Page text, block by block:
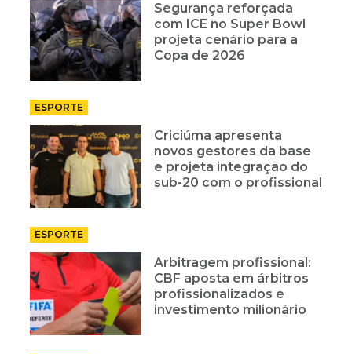
Segurança reforçada
com ICE no Super Bowl
projeta cenário para a
Copa de 2026
ESPORTE
Criciúma apresenta
novos gestores da base
e projeta integração do
sub-20 com o profissional
ESPORTE
Arbitragem profissional:
CBF aposta em árbitros
profissionalizados e
investimento milionário